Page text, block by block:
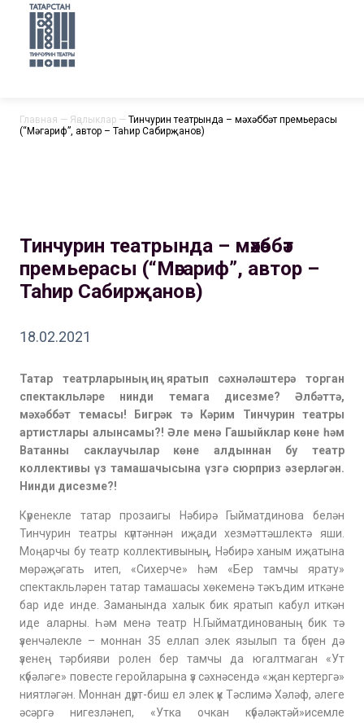
Главная — Яңалыклар — Тинчурин театрында – мәхәббәт премьерасы
(“Мәгариф”, автор – Таһир Сабирҗанов)
Тинчурин театрында – мәхәббәт
премьерасы (“Мәгариф”, автор –
Таһир Сабирҗанов)
18.02.2021
Татар театрларының иң яратып сәхнәләштерә торган
спектакльләре нинди темага дисезме? Әлбәттә,
мәхәббәт темасы! Бигрәк тә Кәрим Тинчурин театры
артистлары алынсамы?! Әле менә Гашыйклар көне һәм
Ватанны саклаучылар көне алдыннан бу театр
коллективы үз тамашачысына үзгә сюрприз әзерләгән.
Нинди дисезме?!
Күренекле татар прозаигы Нәбирә Гыйматдинова белән
Тинчурин театры күптәннән иҗади хезмәттәшлектә яши.
Моңарчы бу театр коллективының, Нәбирә ханым иҗатына
мөрәҗәгать итеп, «Сихерче» һәм «Бер тамчы ярату»
спектакльләрен татар тамашасы хөкеменә тәкъдим иткәне
бар иде инде. Заманында халык бик яратып кабул иткән
иде аларны. Һәм менә театр Н.Гыйматдинованың бик тә
үзенчәлекле – моннан 35 еллап элек язылып та бүген дә
үзенең тәрбияви ролен бер тамчы да югалтмаган «Ут
күбәләге» повесте геройларына үз сәхнәсендә «җан кертергә»
ниятләгән. Моннан дүрт-биш ел элек үк Тәслимә Хәләф, әлеге
әсәргә нигезләнеп, «Утка очкан күбәләктәй»исемле